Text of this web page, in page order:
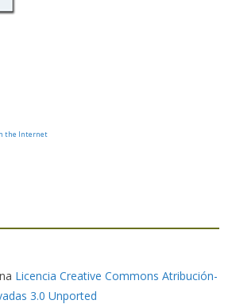
the Internet
Licencia Creative Commons Atribución-
3.0 Unported